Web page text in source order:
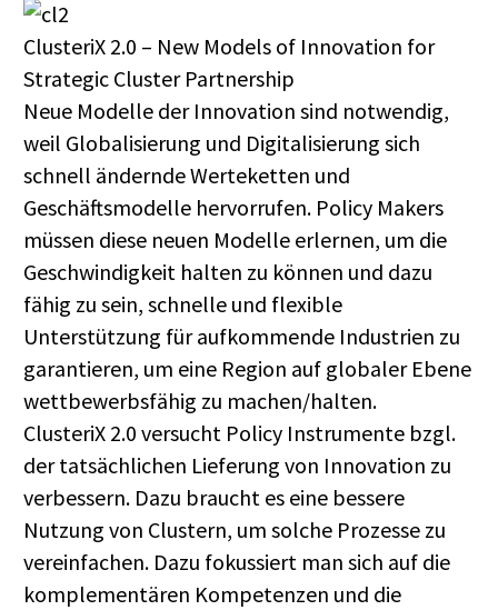
ClusteriX 2.0 – New Models of Innovation for
Strategic Cluster Partnership
Neue Modelle der Innovation sind notwendig,
weil Globalisierung und Digitalisierung sich
schnell ändernde Werteketten und
Geschäftsmodelle hervorrufen. Policy Makers
müssen diese neuen Modelle erlernen, um die
Geschwindigkeit halten zu können und dazu
fähig zu sein, schnelle und flexible
Unterstützung für aufkommende Industrien zu
garantieren, um eine Region auf globaler Ebene
wettbewerbsfähig zu machen/halten.
ClusteriX 2.0 versucht Policy Instrumente bzgl.
der tatsächlichen Lieferung von Innovation zu
verbessern. Dazu braucht es eine bessere
Nutzung von Clustern, um solche Prozesse zu
vereinfachen. Dazu fokussiert man sich auf die
komplementären Kompetenzen und die